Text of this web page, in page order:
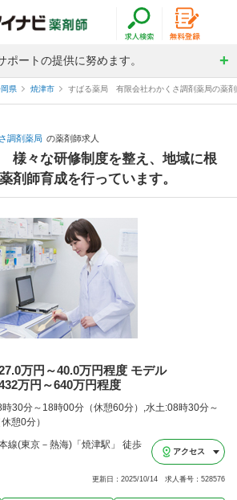
ポートの提供に努めます。
県 焼津市 すばる薬局 有限会社わかくさ調剤薬局の薬
調剤薬局 の薬剤師求人
様々な研修制度を整え、地域に根
剤師育成を行っています。
27.0万円～40.0万円程度 モデル
万円～640万円程度
時30分～18時00分（休憩60分）,水土:08時30分～
憩0分）
線(東京－熱海)「焼津駅」 徒歩
アクセス
更新日：2025/10/14 求人番号：528576